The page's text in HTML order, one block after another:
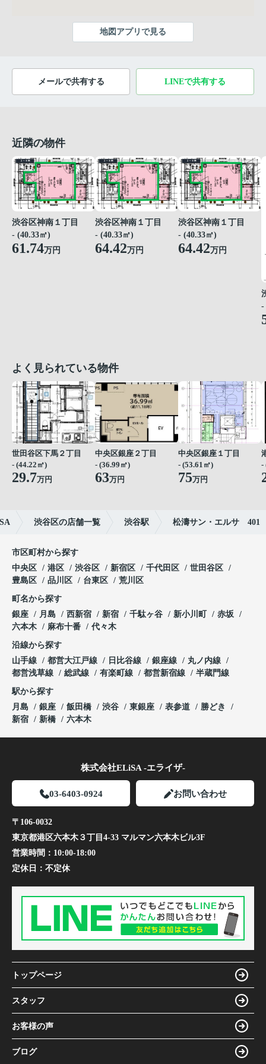
地図アプリで見る
メールで共有する LINEで共有する
近隣の物件
渋谷区神南１丁目
- (40.33㎡)
61.74万円
渋谷区神南１丁目
- (40.33㎡)
64.42万円
渋谷区神南１丁目
- (40.33㎡)
64.42万円
-
よく見られている物件
世田谷区下馬２丁目
- (44.22㎡)
29.7万円
中央区銀座２丁目
- (36.99㎡)
63万円
中央区銀座１丁目
- (53.61㎡)
75万円
-
渋谷区の店舗一覧 渋谷駅 松濤サン・エルサ 401
市区町村から探す
中央区
港区 渋谷区 新宿区 千代田区
世田谷区
豊島区
品川区 台東区 荒川区
町名から探す
銀座
月島 西新宿 新宿 千駄ヶ谷 新小川町
赤坂
六本木
麻布十番 代々木
沿線から探す
山手線
都営大江戸線 日比谷線 銀座線
丸ノ内線
都営浅草線
総武線 有楽町線 都営新宿線 半蔵門線
駅から探す
月島
銀座 飯田橋 渋谷 東銀座 表参道
勝どき
新宿
新橋 六本木
株式会社ELiSA -エライザ-
03-6403-0924 お問い合わせ
〒106-0032
東京都港区六本木３丁目4-33 マルマン六本木ビル3F
営業時間： 10:00-18:00
定休日： 不定休
トップページ
スタッフ
お客様の声
ブログ